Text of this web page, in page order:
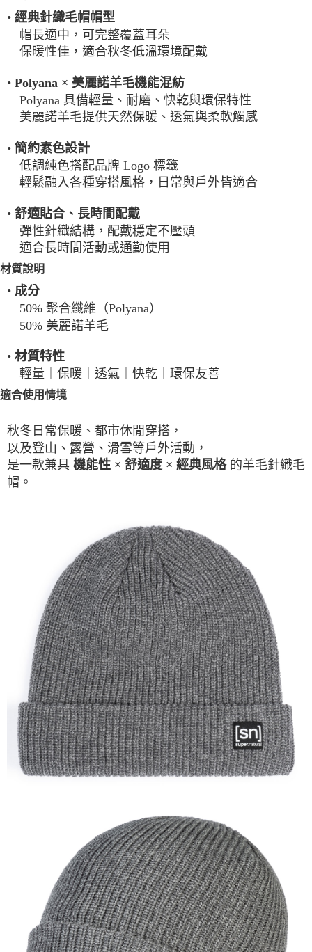
每筆NT$100，滿NT$2,000(含以上)免運費
• 經典針織毛帽帽型
帽長適中，可完整覆蓋耳朵
保暖性佳，適合秋冬低溫環境配戴
• Polyana × 美麗諾羊毛機能混紡
Polyana 具備輕量、耐磨、快乾與環保特性
美麗諾羊毛提供天然保暖、透氣與柔軟觸感
• 簡約素色設計
低調純色搭配品牌 Logo 標籤
輕鬆融入各種穿搭風格，日常與戶外皆適合
• 舒適貼合、長時間配戴
彈性針織結構，配戴穩定不壓頭
適合長時間活動或通勤使用
材質說明
• 成分
50% 聚合纖維（Polyana）
50% 美麗諾羊毛
• 材質特性
輕量｜保暖｜透氣｜快乾｜環保友善
適合使用情境
秋冬日常保暖、都市休閒穿搭，
以及登山、露營、滑雪等戶外活動，
是一款兼具 機能性 × 舒適度 × 經典風格的羊毛針織毛
帽。